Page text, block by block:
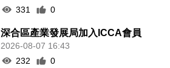
331
0
深合區產業發展局加入ICCA會員
2026-08-07 16:43
232
0